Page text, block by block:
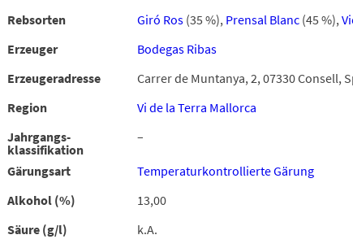
Rebsorten
Giró Ros (35 %), Prensal Blanc (45 %),
Erzeuger
Bodegas Ribas
Erzeugeradresse
Carrer de Muntanya, 2, 07330 Consell,
Region
Vi de la Terra Mallorca
Jahrgangs-
klassifikation
–
Gärungsart
Temperaturkontrollierte Gärung
Alkohol (%)
13,00
Säure (g/l)
k.A.